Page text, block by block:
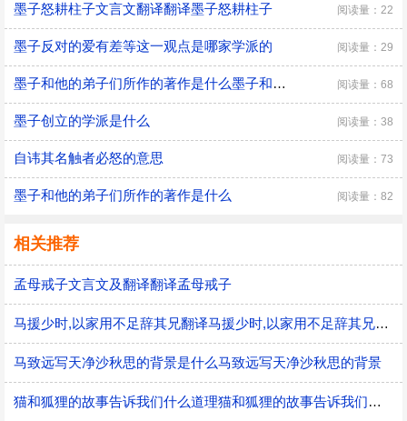
墨子怒耕柱子文言文翻译翻译墨子怒耕柱子 阅读量：22
墨子反对的爱有差等这一观点是哪家学派的 阅读量：29
墨子和他的弟子们所作的著作是什么墨子和他的弟子们所著的书是 阅读量：68
墨子创立的学派是什么 阅读量：38
自讳其名触者必怒的意思 阅读量：73
墨子和他的弟子们所作的著作是什么 阅读量：82
相关推荐
孟母戒子文言文及翻译翻译孟母戒子
马援少时,以家用不足辞其兄翻译马援少时,以家用不足辞其兄的意思
马致远写天净沙秋思的背景是什么马致远写天净沙秋思的背景
猫和狐狸的故事告诉我们什么道理猫和狐狸的故事告诉我们的道理